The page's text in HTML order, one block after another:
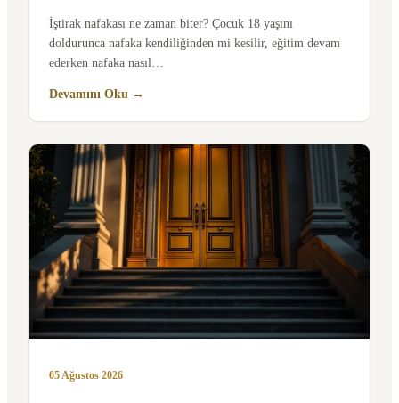
İştirak nafakası ne zaman biter? Çocuk 18 yaşını
doldurunca nafaka kendiliğinden mi kesilir, eğitim devam
ederken nafaka nasıl…
Devamını Oku →
05 Ağustos 2026